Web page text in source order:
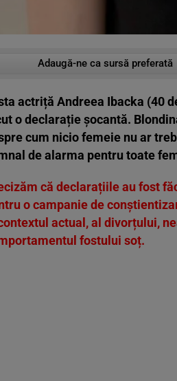
Adaugă-ne ca sursă preferată
actriță Andreea Ibacka (40
o declarație șocantă.
cum nicio femeie nu ar
de alarma pentru toate
că declarațiile au fost
o campanie de
actual, al divorțului,
fostului soț.